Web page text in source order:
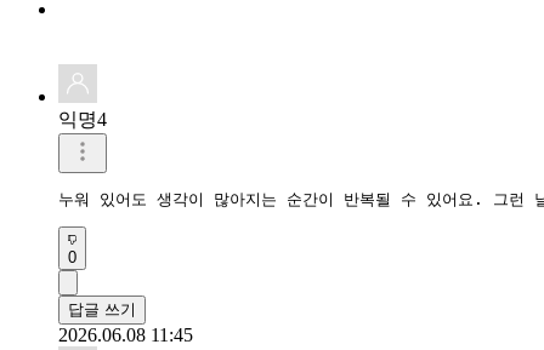
익명4
누워 있어도 생각이 많아지는 순간이 반복될 수 있어요. 그런
0
답글 쓰기
2026.06.08 11:45